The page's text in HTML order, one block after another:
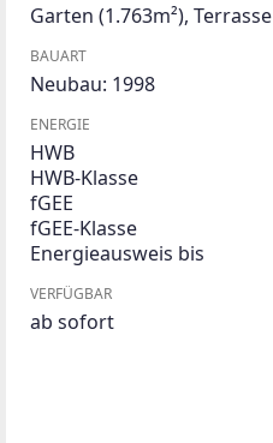
Garten (1.763m²), Terrasse
BAUART
Neubau: 1998
ENERGIE
HWB
HWB-Klasse
fGEE
fGEE-Klasse
Energieausweis bis
VERFÜGBAR
ab sofort